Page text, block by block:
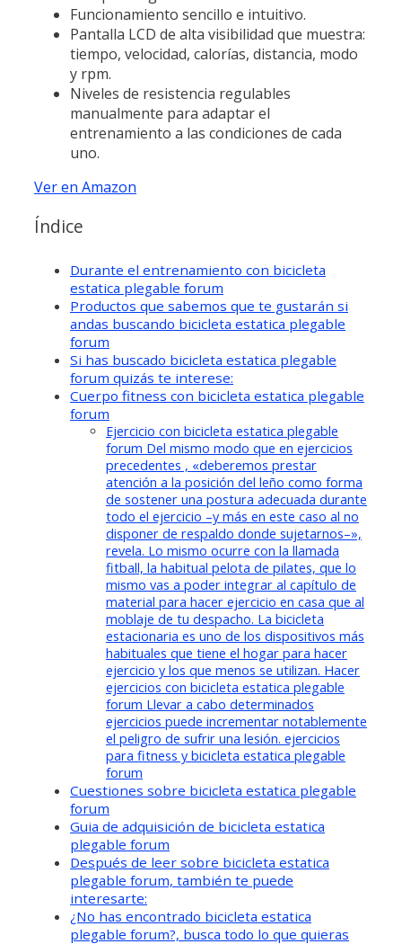
Funcionamiento sencillo e intuitivo.
Pantalla LCD de alta visibilidad que muestra:
tiempo, velocidad, calorías, distancia, modo
y rpm.
Niveles de resistencia regulables
manualmente para adaptar el
entrenamiento a las condiciones de cada
uno.
Ver en Amazon
Índice
Durante el entrenamiento con bicicleta
estatica plegable forum
Productos que sabemos que te gustarán si
andas buscando bicicleta estatica plegable
forum
Si has buscado bicicleta estatica plegable
forum quizás te interese:
Cuerpo fitness con bicicleta estatica plegable
forum
Ejercicio con bicicleta estatica plegable
forum Del mismo modo que en ejercicios
precedentes , «deberemos prestar
atención a la posición del leño como forma
de sostener una postura adecuada durante
todo el ejercicio –y más en este caso al no
disponer de respaldo donde sujetarnos–»,
revela. Lo mismo ocurre con la llamada
fitball, la habitual pelota de pilates, que lo
mismo vas a poder integrar al capítulo de
material para hacer ejercicio en casa que al
moblaje de tu despacho. La bicicleta
estacionaria es uno de los dispositivos más
habituales que tiene el hogar para hacer
ejercicio y los que menos se utilizan. Hacer
ejercicios con bicicleta estatica plegable
forum Llevar a cabo determinados
ejercicios puede incrementar notablemente
el peligro de sufrir una lesión. ejercicios
para fitness y bicicleta estatica plegable
forum
Cuestiones sobre bicicleta estatica plegable
forum
Guia de adquisición de bicicleta estatica
plegable forum
Después de leer sobre bicicleta estatica
plegable forum, también te puede
interesarte:
¿No has encontrado bicicleta estatica
plegable forum?, busca todo lo que quieras